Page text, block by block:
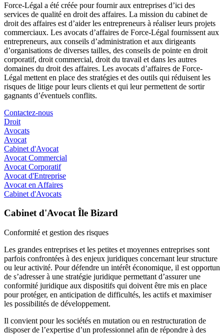
Force-Légal a été créée pour fournir aux entreprises d’ici des
services de qualité en droit des affaires. La mission du cabinet de
droit des affaires est d’aider les entrepreneurs à réaliser leurs projets
commerciaux. Les avocats d’affaires de Force-Légal fournissent aux
entrepreneurs, aux conseils d’administration et aux dirigeants
d’organisations de diverses tailles, des conseils de pointe en droit
corporatif, droit commercial, droit du travail et dans les autres
domaines du droit des affaires. Les avocats d’affaires de Force-
Légal mettent en place des stratégies et des outils qui réduisent les
risques de litige pour leurs clients et qui leur permettent de sortir
gagnants d’éventuels conflits.
Contactez-nous
Droit
Avocats
Avocat
Cabinet d'Avocat
Avocat Commercial
Avocat Corporatif
Avocat d'Entreprise
Avocat en Affaires
Cabinet d'Avocats
Cabinet d'Avocat Île Bizard
Conformité et gestion des risques
Les grandes entreprises et les petites et moyennes entreprises sont
parfois confrontées à des enjeux juridiques concernant leur structure
ou leur activité. Pour défendre un intérêt économique, il est opportun
de s’adresser à une stratégie juridique permettant d’assurer une
conformité juridique aux dispositifs qui doivent être mis en place
pour protéger, en anticipation de difficultés, les actifs et maximiser
les possibilités de développement.
Il convient pour les sociétés en mutation ou en restructuration de
disposer de l’expertise d’un professionnel afin de répondre à des